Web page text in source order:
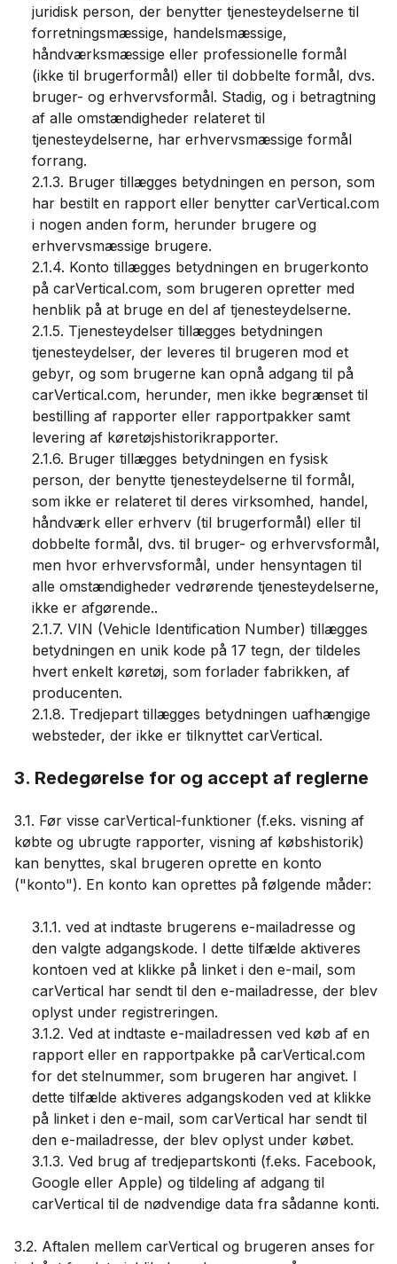
juridisk person, der benytter tjenesteydelserne til
forretningsmæssige, handelsmæssige,
håndværksmæssige eller professionelle formål
(ikke til brugerformål) eller til dobbelte formål, dvs.
bruger- og erhvervsformål. Stadig, og i betragtning
af alle omstændigheder relateret til
tjenesteydelserne, har erhvervsmæssige formål
forrang.
2.1.3. Bruger tillægges betydningen en person, som
har bestilt en rapport eller benytter carVertical.com
i nogen anden form, herunder brugere og
erhvervsmæssige brugere.
2.1.4. Konto tillægges betydningen en brugerkonto
på carVertical.com, som brugeren opretter med
henblik på at bruge en del af tjenesteydelserne.
2.1.5. Tjenesteydelser tillægges betydningen
tjenesteydelser, der leveres til brugeren mod et
gebyr, og som brugerne kan opnå adgang til på
carVertical.com, herunder, men ikke begrænset til
bestilling af rapporter eller rapportpakker samt
levering af køretøjshistorikrapporter.
2.1.6. Bruger tillægges betydningen en fysisk
person, der benytte tjenesteydelserne til formål,
som ikke er relateret til deres virksomhed, handel,
håndværk eller erhverv (til brugerformål) eller til
dobbelte formål, dvs. til bruger- og erhvervsformål,
men hvor erhvervsformål, under hensyntagen til
alle omstændigheder vedrørende tjenesteydelserne,
ikke er afgørende..
2.1.7. VIN (Vehicle Identification Number) tillægges
betydningen en unik kode på 17 tegn, der tildeles
hvert enkelt køretøj, som forlader fabrikken, af
producenten.
2.1.8. Tredjepart tillægges betydningen uafhængige
websteder, der ikke er tilknyttet carVertical.
3. Redegørelse for og accept af reglerne
3.1. Før visse carVertical-funktioner (f.eks. visning af
købte og ubrugte rapporter, visning af købshistorik)
kan benyttes, skal brugeren oprette en konto
("konto"). En konto kan oprettes på følgende måder:
3.1.1. ved at indtaste brugerens e-mailadresse og
den valgte adgangskode. I dette tilfælde aktiveres
kontoen ved at klikke på linket i den e-mail, som
carVertical har sendt til den e-mailadresse, der blev
oplyst under registreringen.
3.1.2. Ved at indtaste e-mailadressen ved køb af en
rapport eller en rapportpakke på carVertical.com
for det stelnummer, som brugeren har angivet. I
dette tilfælde aktiveres adgangskoden ved at klikke
på linket i den e-mail, som carVertical har sendt til
den e-mailadresse, der blev oplyst under købet.
3.1.3. Ved brug af tredjepartskonti (f.eks. Facebook,
Google eller Apple) og tildeling af adgang til
carVertical til de nødvendige data fra sådanne konti.
3.2. Aftalen mellem carVertical og brugeren anses for